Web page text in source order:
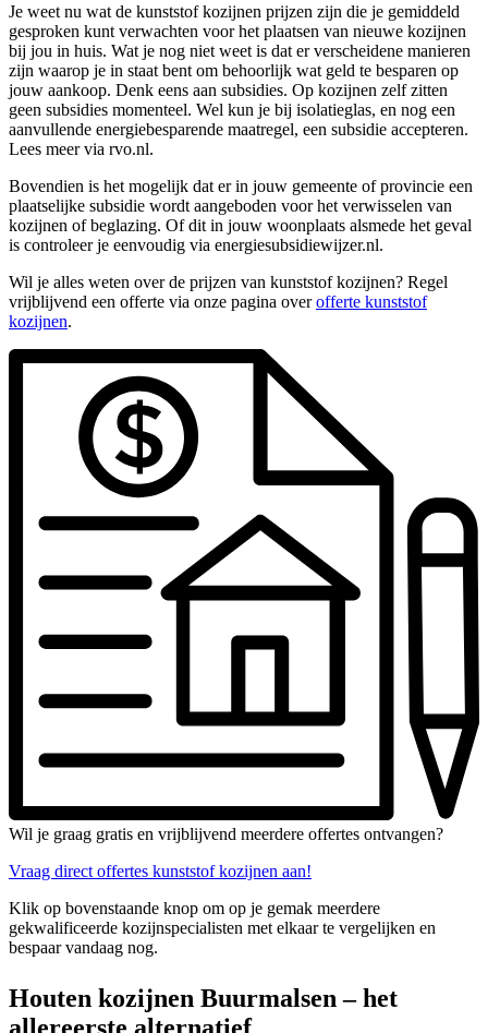
Je weet nu wat de kunststof kozijnen prijzen zijn die je gemiddeld
gesproken kunt verwachten voor het plaatsen van nieuwe kozijnen
bij jou in huis. Wat je nog niet weet is dat er verscheidene manieren
zijn waarop je in staat bent om behoorlijk wat geld te besparen op
jouw aankoop. Denk eens aan subsidies. Op kozijnen zelf zitten
geen subsidies momenteel. Wel kun je bij isolatieglas, en nog een
aanvullende energiebesparende maatregel, een subsidie accepteren.
Lees meer via rvo.nl.
Bovendien is het mogelijk dat er in jouw gemeente of provincie een
plaatselijke subsidie wordt aangeboden voor het verwisselen van
kozijnen of beglazing. Of dit in jouw woonplaats alsmede het geval
is controleer je eenvoudig via energiesubsidiewijzer.nl.
Wil je alles weten over de prijzen van kunststof kozijnen? Regel
vrijblijvend een offerte via onze pagina overofferte kunststof
kozijnen.
Wil je graag gratis en vrijblijvend meerdere offertes ontvangen?
Vraag direct offertes kunststof kozijnen aan!
Klik op bovenstaande knop om op je gemak meerdere
gekwalificeerde kozijnspecialisten met elkaar te vergelijken en
bespaar vandaag nog.
Houten kozijnen Buurmalsen – het